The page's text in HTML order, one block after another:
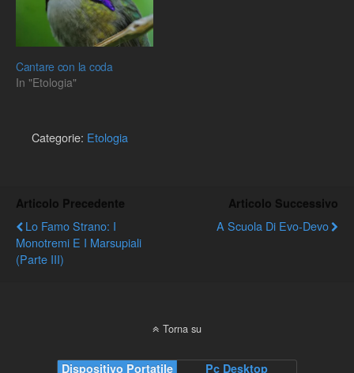
Cantare con la coda
In "Etologia"
Categorie: Etologia
Articolo Precedente
Lo Famo Strano: I
Monotremi E I Marsupiali
(Parte III)
Articolo Successivo
A Scuola Di Evo-Devo
Torna su
Dispositivo Portatile Pc Desktop